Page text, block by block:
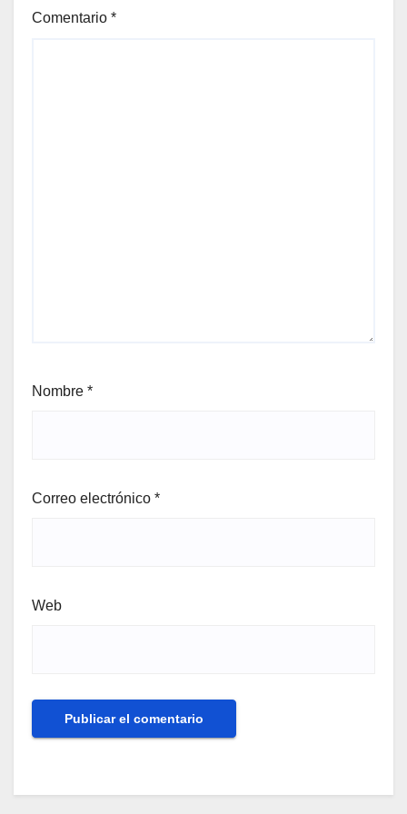
Comentario *
Nombre *
Correo electrónico *
Web